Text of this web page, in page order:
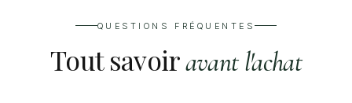
QUESTIONS FRÉQUENTES
Tout savoiravant l'achat